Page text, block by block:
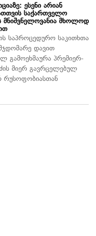
ესენი არიან
საქართველო
მნიშვნელოვანია მხოლოდ
საპროცედურო საკითხთა
დავით
გამოეხმაურა პრემიერ-
მიერ გავრცელებულ